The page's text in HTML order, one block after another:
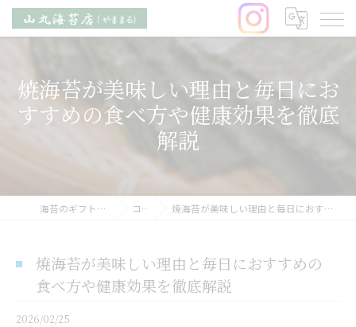
焼海苔が美味しい理由と毎日にお
すすめの食べ方や健康効果を徹底
解説
海苔のギフトなら山丸海苔店 コラム 焼海苔が美味しい理由と毎日におすすめの食べ方や健康効果を徹底解説
焼海苔が美味しい理由と毎日におすすめの
食べ方や健康効果を徹底解説
2026/02/25